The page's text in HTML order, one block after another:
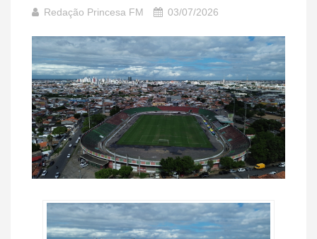
Redação Princesa FM 03/07/2026